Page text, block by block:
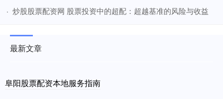
· ​炒股股票配资网 股票投资中的超配：超越基准的风险与收益
最新文章
阜阳股票配资本地服务指南